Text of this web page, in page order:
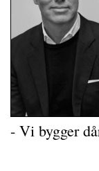
- Vi bygger